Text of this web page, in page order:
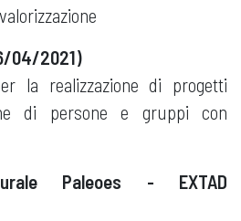
04/2021)
la realizzazione di progetti
di persone e gruppi con
Paleoes - EXTAD